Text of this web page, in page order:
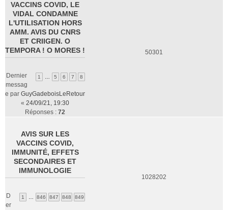
VACCINS COVID, LE
VIDAL CONDAMNE
L'UTILISATION HORS
AMM. AVIS DU CNRS
ET CRIIGEN. O
TEMPORA ! O MORES !
1 5 6 7 8
Dernier
messag
e par GuyGadeboisLeRetour
« 24/09/21, 19:30
Réponses : 72
50301
AVIS SUR LES
VACCINS COVID,
IMMUNITÉ, EFFETS
SECONDAIRES ET
IMMUNOLOGIE
1 846 847 848 849
D
er
1028202